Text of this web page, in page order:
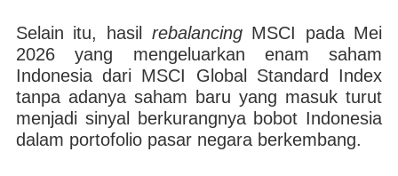
Selain itu, hasil rebalancingMSCI pada Mei
2026 yang mengeluarkan enam saham
Indonesia dari MSCI Global Standard Index
tanpa adanya saham baru yang masuk turut
menjadi sinyal berkurangnya bobot Indonesia
dalam portofolio pasar negara berkembang.